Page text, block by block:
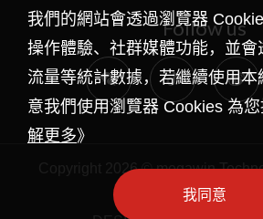
Follow us
Copyright 2026 © megawin
rights reserved.
我們的網站會透過瀏覽器
操作體驗、社群媒體功能，並
流量等統計數據，若繼續使用本
意我們使用瀏覽器 Cookies 為
解更多》
我同意